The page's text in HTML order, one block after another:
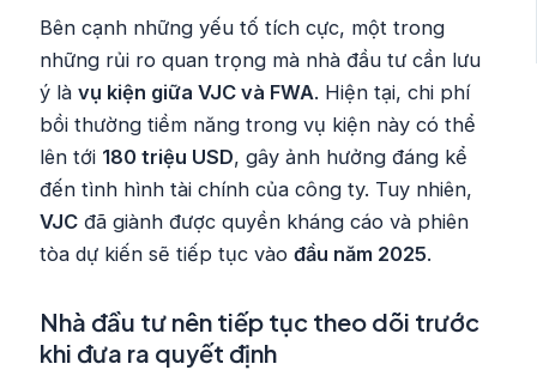
Bên cạnh những yếu tố tích cực, một trong
những rủi ro quan trọng mà nhà đầu tư cần lưu
ý làvụ kiện giữa VJC và FWA. Hiện tại, chi phí
bồi thường tiềm năng trong vụ kiện này có thể
lên tới 180 triệu USD, gây ảnh hưởng đáng kể
đến tình hình tài chính của công ty. Tuy nhiên,
VJC đã giành được quyền kháng cáo và phiên
tòa dự kiến sẽ tiếp tục vàođầu năm 2025.
Nhà đầu tư nên tiếp tục theo dõi trước
khi đưa ra quyết định